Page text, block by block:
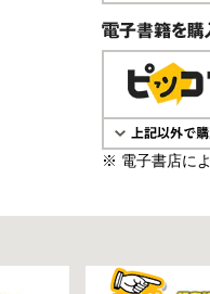
電子書籍で購入
※ 電子書店に